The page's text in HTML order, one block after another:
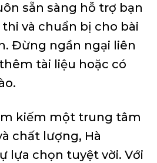
sẵn sàng hỗ trợ bạn
và chuẩn bị cho bài
Đừng ngần ngại liên
tài liệu hoặc có
kiếm một trung tâm
chất lượng, Hà
lựa chọn tuyệt vời. Với